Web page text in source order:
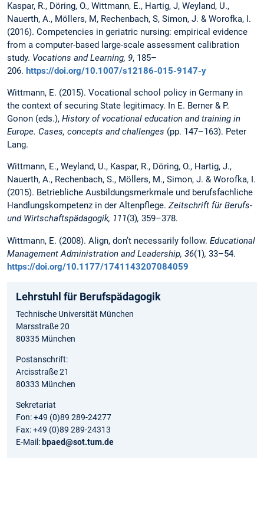
Kaspar, R., Döring, O., Wittmann, E., Hartig, J, Weyland, U.,
Nauerth, A., Möllers, M, Rechenbach, S, Simon, J. & Worofka, I.
(2016). Competencies in geriatric nursing: empirical evidence
from a computer-based large-scale assessment calibration
study. Vocations and Learning, 9, 185–
206. https://doi.org/10.1007/s12186-015-9147-y
Wittmann, E. (2015). Vocational school policy in Germany in
the context of securing State legitimacy. In E. Berner & P.
Gonon (eds.), History of vocational education and training in
Europe. Cases, concepts and challenges (pp. 147–163). Peter
Lang.
Wittmann, E., Weyland, U., Kaspar, R., Döring, O., Hartig, J.,
Nauerth, A., Rechenbach, S., Möllers, M., Simon, J. & Worofka, I.
(2015). Betriebliche Ausbildungsmerkmale und berufsfachliche
Handlungskompetenz in der Altenpflege. Zeitschrift für Berufs-
und Wirtschaftspädagogik, 111(3), 359–378.
Wittmann, E. (2008). Align, don’t necessarily follow. Educational
Management Administration and Leadership, 36(1), 33–54.
https://doi.org/10.1177/1741143207084059
Lehrstuhl für Berufspädagogik
Technische Universität München
Marsstraße 20
80335 München
Postanschrift:
Arcisstraße 21
80333 München
Sekretariat
Fon: +49 (0)89 289-24277
Fax: +49 (0)89 289-24313
E-Mail: bpaed@sot.tum.de